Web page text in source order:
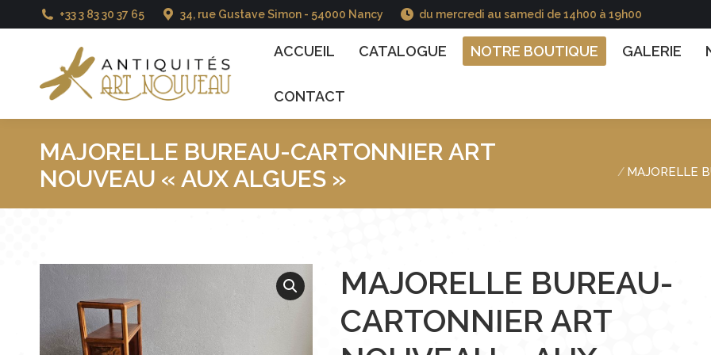
+33 3 83 30 37 65 34, rue Gustave Simon - 54000 Nancy du mercredi au samedi de 14h00 à 19h00
ACCUEIL CATALOGUE NOTRE BOUTIQUE GALERIE
CONTACT
MAJORELLE BUREAU-CARTONNIER ART
NOUVEAU « AUX ALGUES »
MAJORELLE
MAJORELLE BUREAU-
CARTONNIER ART
ACCUEIL CATALOGUE NOTRE BOUTIQUE GALERIE NOS